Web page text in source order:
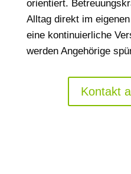
orientiert.
Alltag direkt im
eine kontinuierliche
werden Angehörige
Kontakt